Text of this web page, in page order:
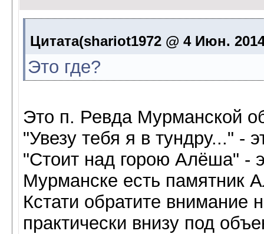
Цитата(shariot1972 @ 4 Июн.
Это где?
Это п. Ревда Мурманской
"Увезу тебя я в тундру..." -
"Стоит над горою Алёша" -
Мурманске есть памятник
Кстати обратите
практически внизу под